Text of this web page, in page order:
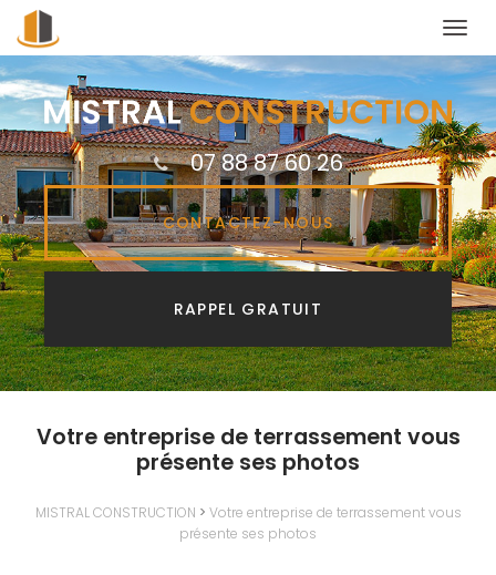
Aller
au
contenu
principal
07 88 87 60 26
CONTACTEZ-NOUS
RAPPEL GRATUIT
Votre entreprise de terrassement vous
présente ses photos
MISTRAL CONSTRUCTION > Votre entreprise de terrassement vous
présente ses photos